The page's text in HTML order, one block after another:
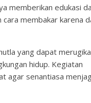
memberikan edukasi
cara membakar karena
yang dapat
hidup. Kegiatan
agar senantiasa